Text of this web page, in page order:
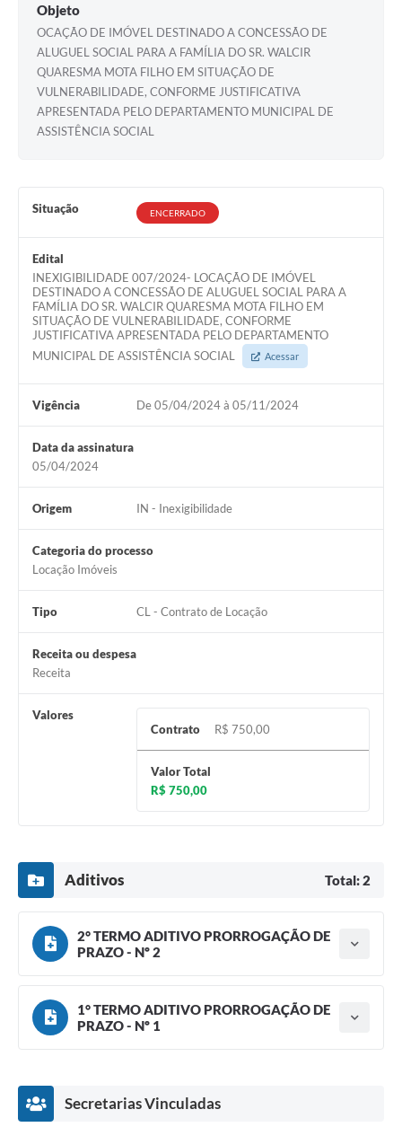
Projetos
Contas Públicas
Legislação
Editais
Enquete
Jornal
Agenda
Diário Oficial
Contato
Objeto
OCAÇÃO DE IMÓVEL DESTINADO A CONCESSÃO DE
ALUGUEL SOCIAL PARA A FAMÍLIA DO SR. WALCIR
QUARESMA MOTA FILHO EM SITUAÇÃO DE
VULNERABILIDADE, CONFORME JUSTIFICATIVA
APRESENTADA PELO DEPARTAMENTO MUNICIPAL DE
ASSISTÊNCIA SOCIAL
Situação ENCERRADO
Edital
INEXIGIBILIDADE 007/2024- LOCAÇÃO DE IMÓVEL
DESTINADO A CONCESSÃO DE ALUGUEL SOCIAL PARA A
FAMÍLIA DO SR. WALCIR QUARESMA MOTA FILHO EM
SITUAÇÃO DE VULNERABILIDADE, CONFORME
JUSTIFICATIVA APRESENTADA PELO DEPARTAMENTO
MUNICIPAL DE ASSISTÊNCIA SOCIAL
Acessar
Vigência De 05/04/2024 à 05/11/2024
Data da assinatura
05/04/2024
Origem IN - Inexigibilidade
Categoria do processo
Locação Imóveis
Tipo CL - Contrato de Locação
Receita ou despesa
Receita
Valores
Contrato
R$ 750,00
Valor Total
R$ 750,00
Aditivos Total: 2
2° TERMO ADITIVO PRORROGAÇÃO DE
PRAZO - Nº 2
Tipo do termo: Termo Aditivo
Vigência: 05/11/2024
Baixar
1° TERMO ADITIVO PRORROGAÇÃO DE
PRAZO - Nº 1
Tipo do termo: Termo Aditivo
Secretarias Vinculadas